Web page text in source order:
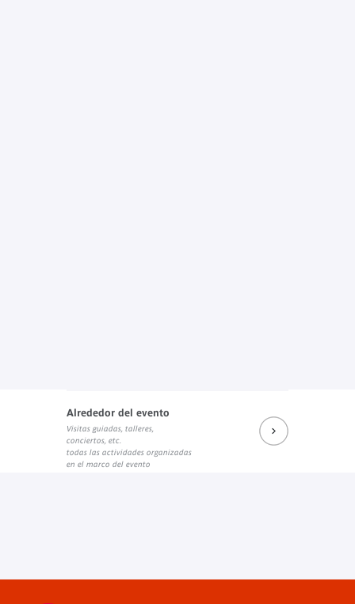
Alrededor del evento
Visitas guiadas, talleres,
conciertos, etc.
todas las actividades organizadas
en el marco del evento